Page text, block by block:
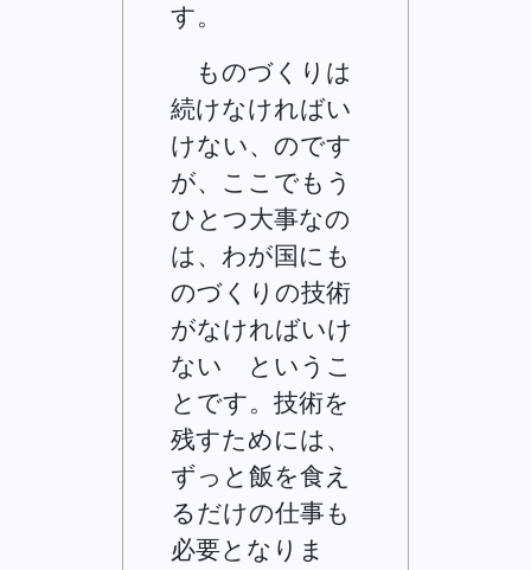
す。
ものづくりは
続けなければい
けない、のです
が、ここでもう
ひとつ大事なの
は、わが国にも
のづくりの技術
がなければいけ
ない というこ
とです。技術を
残すためには、
ずっと飯を食え
るだけの仕事も
必要となりま